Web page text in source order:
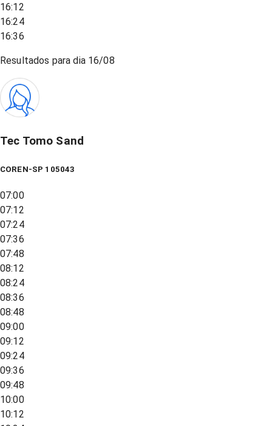
16:12
16:24
16:36
Resultados para dia 16/08
Tec Tomo Sand
COREN-SP 105043
07:00
07:12
07:24
07:36
07:48
08:12
08:24
08:36
08:48
09:00
09:12
09:24
09:36
09:48
10:00
10:12